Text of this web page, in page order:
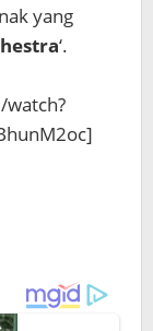
yang
‘.